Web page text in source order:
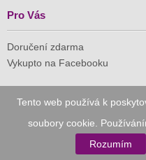
Tento web používá k
soubory cookie.
Rozumím
Pro Vás
Doručení zdarma
Vykupto na Facebooku
komerci (APEK)